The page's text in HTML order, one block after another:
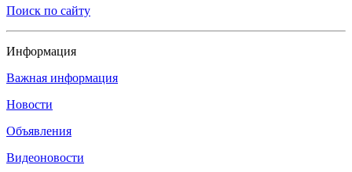
Поиск по сайту
Информация
Важная информация
Новости
Объявления
Видеоновости